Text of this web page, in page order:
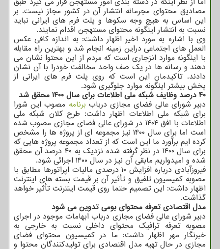
مصادیق محتوای مجرمانه انتشار آن در کشور مجاز نیست. بر
این اساس به هیچ وجه سکوها و پلت فرم های ایرانی نباید
نسبت به انتشار اینگونه محتوای مستهجن اقدام نمایند.
وی با اشاره به مورد اخیر اظهار داشت: به اندازه کافی عکس
العمل های اجتماعی دراین زمینه انجام شد و بهترین راه مقابله
با اینگونه موارد انزجاری است که مردم از این محتوا نشان می
دهند و رسانه ها در یک صف واحد مخالفت خودرا با آن نشان
دادند. تاکیدمان این است که روی پلت فرم های ایرانی از
پخش بیشتر اینگونه موارد جلوگیری شود.
۴۰ درصد وظایف شبکه ملی اطلاعات برای سال ۱۴۰۰ محقق شد
دبیر شورای عالی فضای مجازی درباب برنامه مصوب این شورا
برای شبکه ملی اطلاعات اظهار داشت: طرح کلان شبکه ملی
اطلاعات با افق ۱۴۰۴ در شورای عالی فضای مجازی مصوب شده
است اما برای سال ۱۴۰۰ نیز مجموعه ای از پروژه ها را مشخص
کرده ایم برآورد ما این است که از تعداد مجموعه پروژه هایی که
برای سال ۱۴۰۰ در نظر گرفته شده نزدیک به ۴۰ درصد آن محقق
شده و امیدواریم مابقی آن نیز در سال ۱۴۰۰ اجرائی شود.
فیروزآبادی درباره افزایش ۱۰ درصدی مالیات اپراتورها مطابق با
مصوبه کمیسیون تلفیق و تأثیر آن بر قیمت بسته های اینترنت
اظهار داشت: این تصمیم حتما روی قیمت اینترنت تأثیر خواهد
گذاشت.
مدل اقتصادی تعرفه محتوای بومی تدوین می شود
دبیر شورای عالی فضای مجازی درباب ابهامات موجود در اجرای
مصوبه تعرفه ترافیک محتوای داخلی نسبت به خارجی به
خبرنگار مهر اظهار داشت: ما در کمیسیون محتوای فضای
مجازی در حال تهیه مدل اقتصادی برای تولیدکنندگان محتوا و